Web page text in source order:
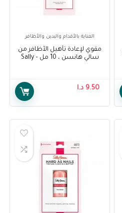
العناية بالأقدام واليدين والأظافر
مقوي لإعادة تأهيل الأظافر من
سالي هانسن ، 10 مل – Sally
9.50 د.ا